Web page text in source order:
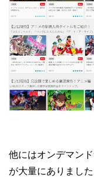
他にはオンデマン
が大量にありました